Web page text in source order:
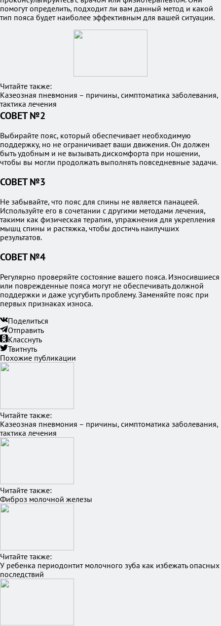
помогут определить, подходит ли вам данный метод и какой
тип пояса будет наиболее эффективным для вашей ситуации.
Читайте также:
Казеозная пневмония – причины, симптоматика заболевания,
тактика лечения
СОВЕТ №2
Выбирайте пояс, который обеспечивает необходимую
поддержку, но не ограничивает ваши движения. Он должен
быть удобным и не вызывать дискомфорта при ношении,
чтобы вы могли продолжать выполнять повседневные задачи.
СОВЕТ №3
Не забывайте, что пояс для спины не является панацеей.
Используйте его в сочетании с другими методами лечения,
такими как физическая терапия, упражнения для укрепления
мышц спины и растяжка, чтобы достичь наилучших
результатов.
СОВЕТ №4
Регулярно проверяйте состояние вашего пояса. Износившиеся
или поврежденные пояса могут не обеспечивать должной
поддержки и даже усугубить проблему. Заменяйте пояс при
первых признаках износа.
Поделиться
Отправить
Класснуть
Твитнуть
Похожие публикации
Читайте также:
Казеозная пневмония – причины, симптоматика заболевания,
тактика лечения
Читайте также:
Фиброз молочной железы
Читайте также:
У ребенка периодонтит молочного зуба как избежать опасных
последствий